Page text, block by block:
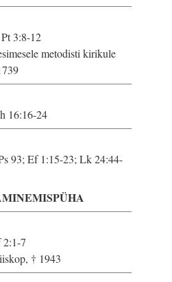
3:8-12
metodisti kirikule
16:16-24
93; Ef 1:15-23; Lk 24:44-
7
† 1943